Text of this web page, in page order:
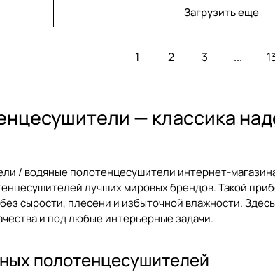
Загрузить еще
1 2 3 ...
— классика
/ водяные полотенцесушители интернет-
лучших мировых брендов. Такой
сырости, плесени и избыточной влажности.
и под любые интерьерные задачи.
полотенцесушителей